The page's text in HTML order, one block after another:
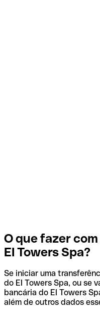
O que fazer
EI Towers Spa?
Se iniciar uma
do EI Towers Spa, ou se
bancária do EI Towers
além de outros dados